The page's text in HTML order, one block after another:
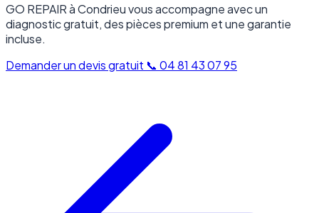
GO REPAIR à Condrieu vous accompagne avec un
diagnostic gratuit, des pièces premium et une garantie
incluse.
Demander un devis gratuit 📞 04 81 43 07 95